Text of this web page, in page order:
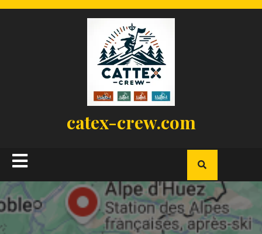
catex-crew.com
Open
Button